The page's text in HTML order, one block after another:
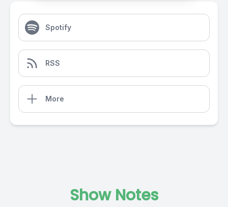
Spotify
RSS
More
Show Notes